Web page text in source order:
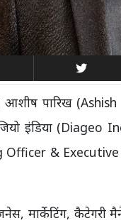
पारिख
इंडिया
Officer &
मार्केटिंग,